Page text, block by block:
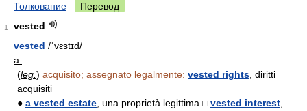
Толкование Перевод
1
vested
vested /ˈvɛstɪd/
a.
(leg. ) acquisito; assegnato legalmente: vested rights , diritti
acquisiti
● a vested estate , una proprietà legittima □vested interest